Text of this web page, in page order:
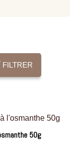
FILTRER
50g